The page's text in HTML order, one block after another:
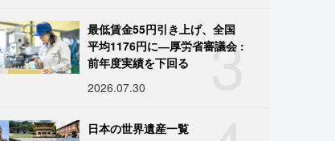
3
最低賃金55円引き上げ、全国
平均1176円に―厚労省審議会 :
前年度実績を下回る
2026.07.30
日本の世界遺産一覧